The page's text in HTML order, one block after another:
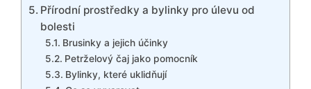
Přírodní prostředky a bylinky pro úlevu od
bolesti
Brusinky a jejich účinky
Petrželový čaj jako pomocník
Bylinky, které uklidňují